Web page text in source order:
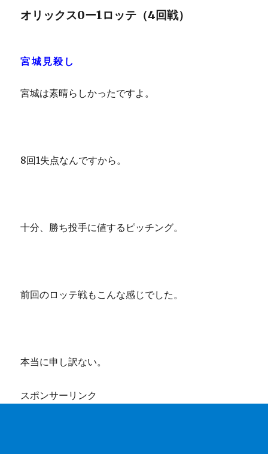
オリックス0ー1ロッテ（4回戦）
宮城見殺し
宮城は素晴らしかったですよ。
8回1失点なんですから。
十分、勝ち投手に値するピッチング。
前回のロッテ戦もこんな感じでした。
本当に申し訳ない。
スポンサーリンク